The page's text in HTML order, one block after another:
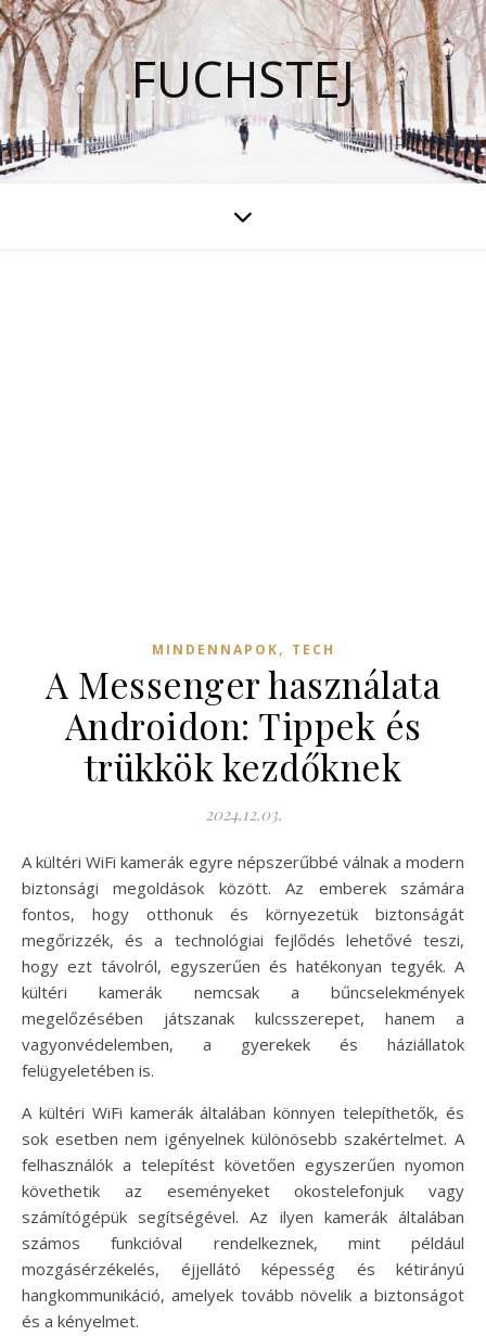
FUCHSTEJ
MINDENNAPOK, TECH
A Messenger használata
Androidon: Tippek és
trükkök kezdőknek
2024.12.03.
A kültéri WiFi kamerák egyre népszerűbbé válnak a modern
biztonsági megoldások között. Az emberek számára
fontos, hogy otthonuk és környezetük biztonságát
megőrizzék, és a technológiai fejlődés lehetővé teszi,
hogy ezt távolról, egyszerűen és hatékonyan tegyék. A
kültéri kamerák nemcsak a bűncselekmények
megelőzésében játszanak kulcsszerepet, hanem a
vagyonvédelemben, a gyerekek és háziállatok
felügyeletében is.
A kültéri WiFi kamerák általában könnyen telepíthetők, és
sok esetben nem igényelnek különösebb szakértelmet. A
felhasználók a telepítést követően egyszerűen nyomon
követhetik az eseményeket okostelefonjuk vagy
számítógépük segítségével. Az ilyen kamerák általában
számos funkcióval rendelkeznek, mint például
mozgásérzékelés, éjjellátó képesség és kétirányú
hangkommunikáció, amelyek tovább növelik a biztonságot
és a kényelmet.